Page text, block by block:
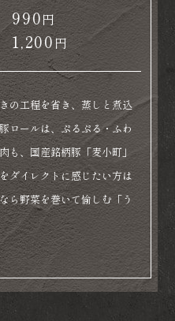
990円
1,200円
の工程を省き、蒸しと煮込
ロールは、ぷるぷる・ふわ
も、国産銘柄豚「麦小町」
ダイレクトに感じたい方は
ら野菜を巻いて愉しむ「う